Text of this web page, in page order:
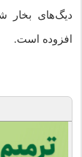
دیگ‌های بخار
افزوده است.‌